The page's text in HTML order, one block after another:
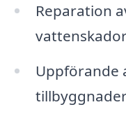
Reparation
Uppförande